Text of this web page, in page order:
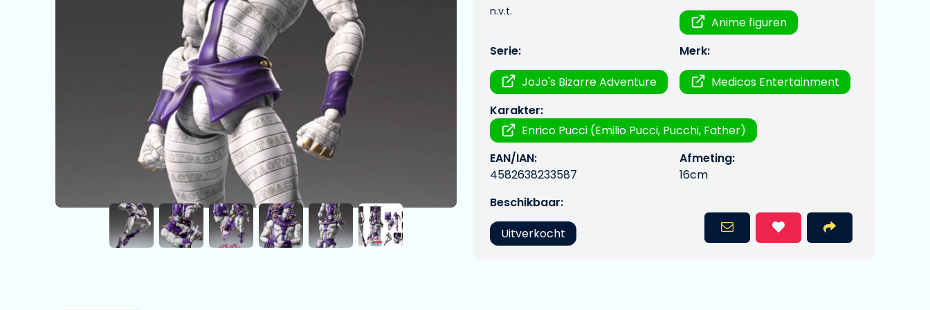
n.v.t.
Anime figuren
Serie:
JoJo's Bizarre Adventure
Merk:
Medicos Entertainment
Karakter:
Enrico Pucci (Emilio Pucci, Pucchi, Father)
EAN/IAN:
4582638233587
Afmeting:
16cm
Beschikbaar:
Uitverkocht